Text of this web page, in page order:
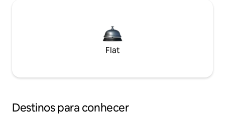
Flat
Destinos para conhecer